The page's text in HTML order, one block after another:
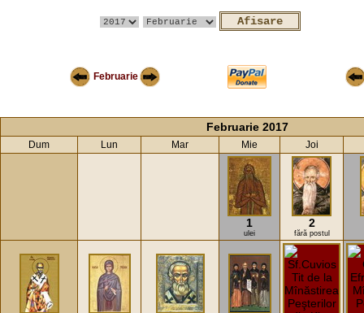
Februarie
Februarie 2017
Dum Lun Mar Mie Joi
1
ulei
2
fără postul